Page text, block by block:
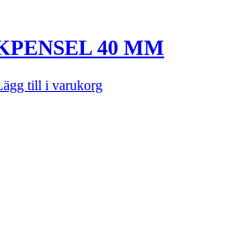
40 MM
till i varukorg